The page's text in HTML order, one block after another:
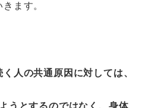
ます。
く人の共通原因に対しては、